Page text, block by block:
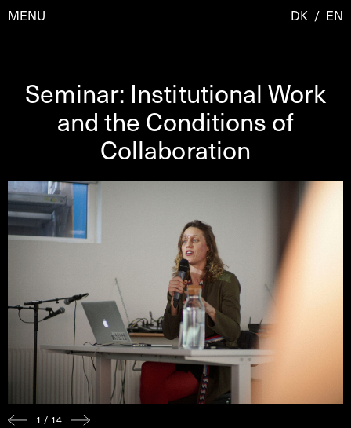
MENU
Besøg
Kalender
Room Room
Programmer
Residencies & Studios
Artistic Research
Public Programmes
Om
Om AHC
Profiler
Presse
AHC Channel Søg
DK / EN
Seminar: Institutional Work
and the Conditions of
Collaboration
1 / 14